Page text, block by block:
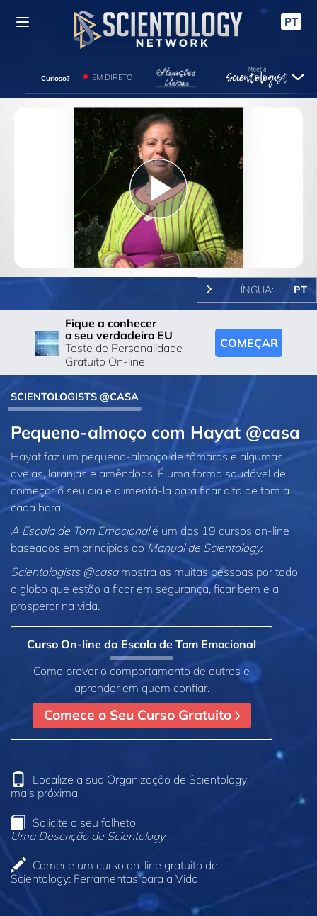
PT
Curioso? EM DIRETO
Play
Video
LÍNGUA: PT
Fique a conhecer
o seu verdadeiro EU
Teste de Personalidade
Gratuito On-line
COMEÇAR
SCIENTOLOGISTS @CASA
Pequeno‑almoço com Hayat @casa
Hayat faz um pequeno‑almoço de tâmaras e algumas
aveias, laranjas e amêndoas. É uma forma saudável de
começar o seu dia e alimentá‑la para ficar alta de tom a
cada hora!
A Escala de Tom Emocionalé um dos 19 cursos on‑line
baseados em princípios do Manual de Scientology.
Scientologists @casamostra as muitas pessoas por todo
o globo que estão a ficar em segurança, ficar bem e a
prosperar na vida.
Curso On‑line da Escala de Tom Emocional
Como prever o comportamento de outros e
aprender em quem confiar.
Comece o Seu Curso Gratuito
Localize a sua Organização de Scientology
mais próxima
Solicite o seu folheto
Uma Descrição de Scientology
Comece um curso on‑line gratuito de
Scientology: Ferramentas para a Vida